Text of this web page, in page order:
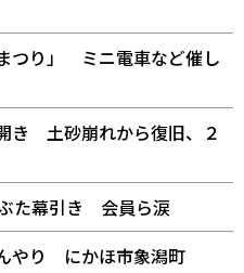
つり」 ミニ電車など催し
き 土砂崩れから復旧、２
た幕引き 会員ら涙
やり にかほ市象潟町